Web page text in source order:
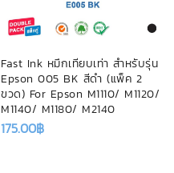
Fast Ink หมึกเทียบเท่า สำหรับรุ่น
Epson 005 BK สีดำ (แพ็ค 2
ขวด) For Epson M1110/ M1120/
M1140/ M1180/ M2140
175.00฿